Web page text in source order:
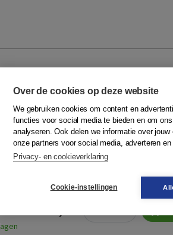
bestuurskamer
Media B.V.
effectief leiderschap en bevat
over de kunst van het
krachtenveld He...Meer
Over de cookies op deze website
We gebruiken cookies om content en
functies voor social media te bieden en om
analyseren. Ook delen we informatie over
onze partners voor social media, adverteren en
Privacy- en cookieverklaring
Cookie-instellingen